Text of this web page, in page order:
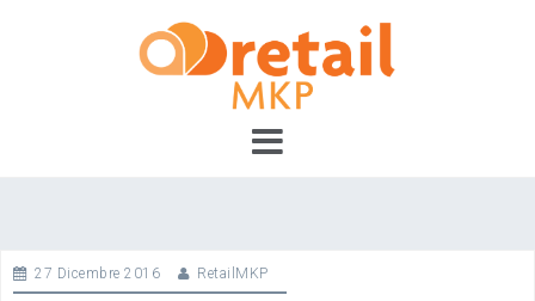
27 Dicembre 2016 RetailMKP